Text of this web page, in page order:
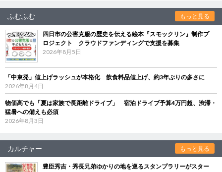
ふむふむ もっと見る
四日市の公害克服の歴史を伝える絵本『スモックリン』制作プ
ロジェクト クラウドファンディングで支援を募集
2026年8月5日
「中東発」値上げラッシュが本格化 飲食料品値上げ、約3年ぶりの多さに
2026年8月4日
物価高でも「夏は家族で長距離ドライブ」 宿泊ドライブ予算4万円超、渋滞・
猛暑への備えも必須
2026年8月3日
カルチャー もっと見る
豊臣秀吉・秀長兄弟ゆかりの地を巡るスタンプラリーがスター